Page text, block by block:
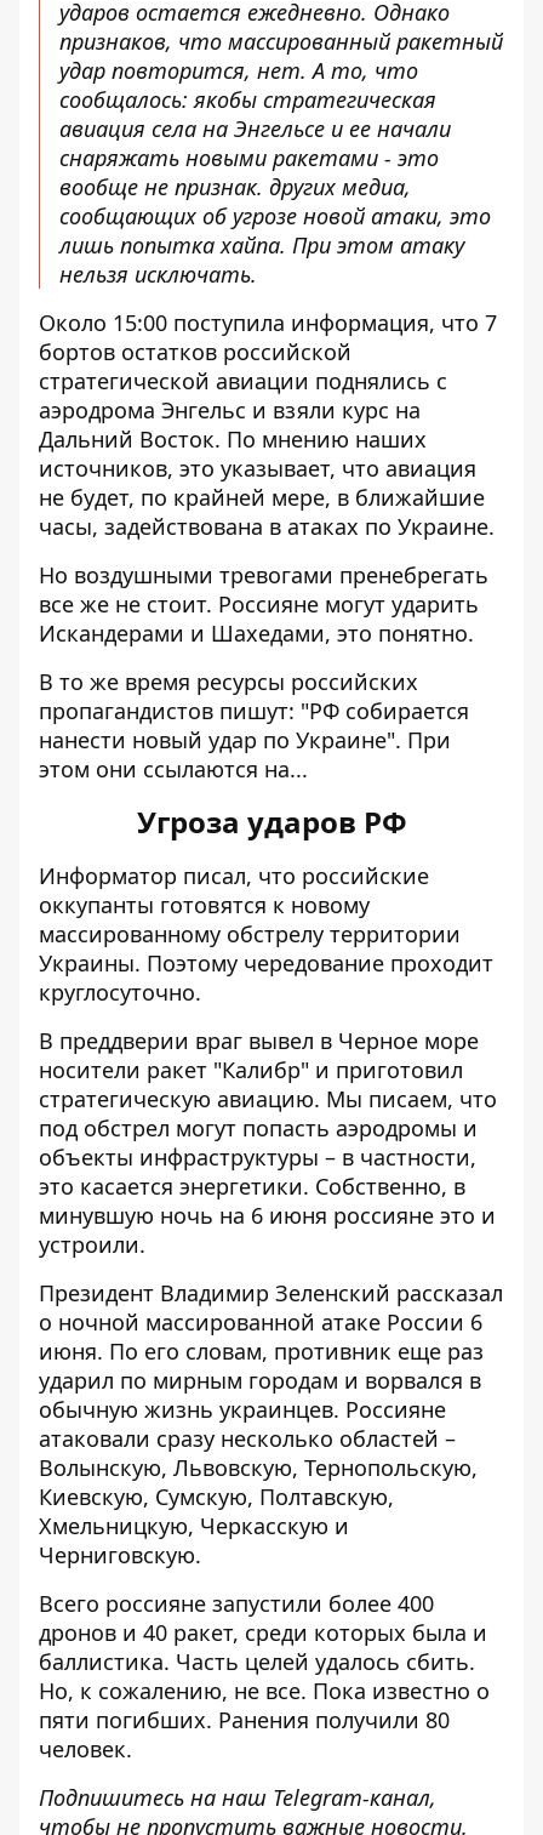
ударов остается ежедневно. Однако
признаков, что массированный ракетный
удар повторится, нет. А то, что
сообщалось: якобы стратегическая
авиация села на Энгельсе и ее начали
снаряжать новыми ракетами - это
вообще не признак. других медиа,
сообщающих об угрозе новой атаки, это
лишь попытка хайпа. При этом атаку
нельзя исключать.
Около 15:00 поступила информация, что 7
бортов остатков российской
стратегической авиации поднялись с
аэродрома Энгельс и взяли курс на
Дальний Восток. По мнению наших
источников, это указывает, что авиация
не будет, по крайней мере, в ближайшие
часы, задействована в атаках по Украине.
Но воздушными тревогами пренебрегать
все же не стоит. Россияне могут ударить
Искандерами и Шахедами, это понятно.
В то же время ресурсы российских
пропагандистов пишут: "РФ собирается
нанести новый удар по Украине". При
этом они ссылаются на...
Угроза ударов РФ
Информатор писал, что российские
оккупанты готовятся к новому
массированному обстрелу территории
Украины. Поэтому чередование проходит
круглосуточно.
В преддверии враг вывел в Черное море
носители ракет "Калибр" и приготовил
стратегическую авиацию. Мы писаем, что
под обстрел могут попасть аэродромы и
объекты инфраструктуры – в частности,
это касается энергетики. Собственно, в
минувшую ночь на 6 июня россияне это и
устроили.
Президент Владимир Зеленский рассказал
о ночной массированной атаке России 6
июня. По его словам, противник еще раз
ударил по мирным городам и ворвался в
обычную жизнь украинцев. Россияне
атаковали сразу несколько областей –
Волынскую, Львовскую, Тернопольскую,
Киевскую, Сумскую, Полтавскую,
Хмельницкую, Черкасскую и
Черниговскую.
Всего россияне запустили более 400
дронов и 40 ракет, среди которых была и
баллистика. Часть целей удалось сбить.
Но, к сожалению, не все. Пока известно о
пяти погибших. Ранения получили 80
человек.
Подпишитесь на наш Telegram-канал,
чтобы не пропустить важные новости.